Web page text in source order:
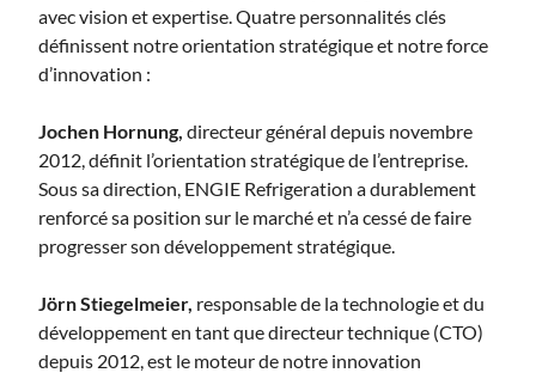
avec vision et expertise. Quatre personnalités clés
définissent notre orientation stratégique et notre force
d’innovation :
Jochen Hornung, directeur général depuis novembre
2012, définit l’orientation stratégique de l’entreprise.
Sous sa direction, ENGIE Refrigeration a durablement
renforcé sa position sur le marché et n’a cessé de faire
progresser son développement stratégique.
Jörn Stiegelmeier, responsable de la technologie et du
développement en tant que directeur technique (CTO)
depuis 2012, est le moteur de notre innovation